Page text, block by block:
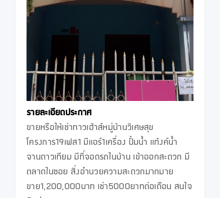
รายละเอียดประกาศ
ขายหรือให้เช่าทาวเฮ้าส์หมู่บ้านวิเศษสุข
โครงการ19เฟส1 มีแอร์1เครื่อง ปั้มน้ำ แท้งค์น้ำ
จานดาวเทียม มีที่จอดรถในบ้าน เข้าออกสะดวก มี
ตลาดในซอย สิ่งอำนวยความสะดวกมากมาย
ขาย1,200,000บาท เช่า5000ยาทต่อเดือน สนใจ